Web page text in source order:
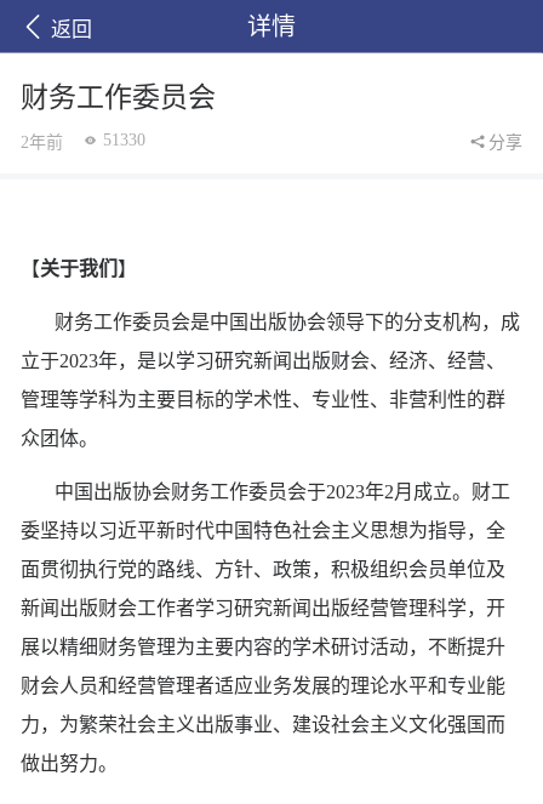
返回 详情
财务工作委员会
2年前 51330 分享
【关于我们 】
财务工作委员会是中国出版协会领导下的分支机构，成
立于2023年，是以学习研究新闻出版财会、经济、经营、
管理等学科为主要目标的学术性、专业性、非营利性的群
众团体。
中国出版协会财务工作委员会于2023年2月成立。财工
委坚持以习近平新时代中国特色社会主义思想为指导，全
面贯彻执行党的路线、方针、政策，积极组织会员单位及
新闻出版财会工作者学习研究新闻出版经营管理科学，开
展以精细财务管理为主要内容的学术研讨活动，不断提升
财会人员和经营管理者适应业务发展的理论水平和专业能
力，为繁荣社会主义出版事业、建设社会主义文化强国而
做出努力。